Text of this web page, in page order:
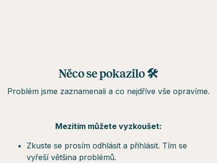
Něco se pokazilo 🛠
Problém jsme zaznamenali a co nejdříve vše opravíme.
Mezitím můžete vyzkoušet:
Zkuste se prosím odhlásit a přihlásit. Tím se
vyřeší většina problémů.